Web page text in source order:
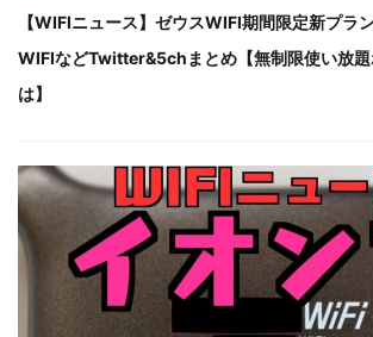
【WIFIニュース】ゼウスWIFI期間限定新プラ
WIFIなどTwitter&5chまとめ【無制限使い放題
は】